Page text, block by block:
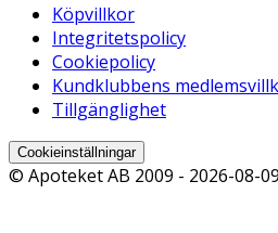
Köpvillkor
Integritetspolicy
Cookiepolicy
Kundklubbens
Tillgänglighet
Cookieinställningar
© Apoteket AB 2009 - 2026-08-